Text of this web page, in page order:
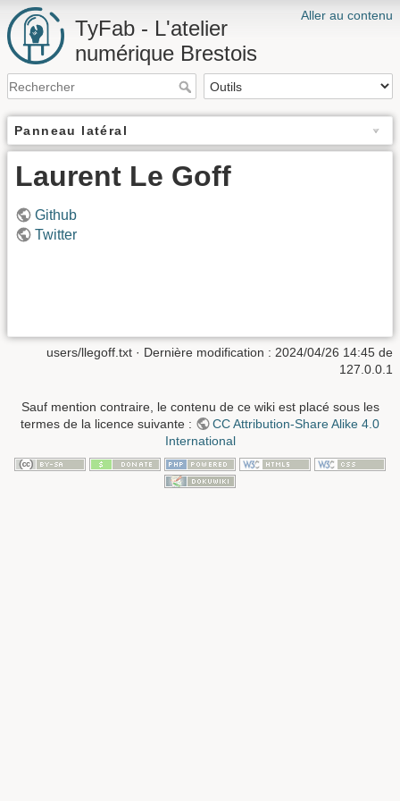
Aller au contenu
TyFab - L'atelier
numérique Brestois
Panneau latéral
Laurent Le Goff
Github
Twitter
users/llegoff.txt · Dernière modification : 2024/04/26 14:45 de
127.0.0.1
Sauf mention contraire, le contenu de ce wiki est placé sous les
termes de la licence suivante :
CC Attribution-Share Alike 4.0
International